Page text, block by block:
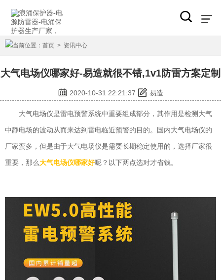
当前位置： 首页 > 资讯中心
大气电场仪哪家好-易造就很不错,1v1防雷方案定制
2020-10-31 22:21:37 易造
大气电场仪是雷电预警系统中重要组成部分，其作用是检测大气
中静电场的波动从而来达到雷电临近预警的目的。国内大气电场仪的
厂家蛮多，但是由于大气电场仪是需要长期稳定使用的，选择厂家很
重要，那么大气电场仪哪家好呢？以下两点选对才省钱。